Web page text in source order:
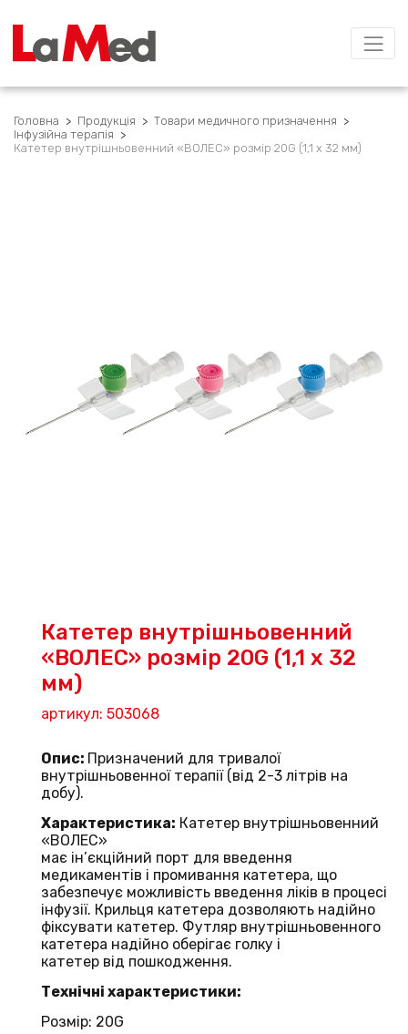
Головна > Продукція > Товари медичного призначення >
Інфузійна терапія >
Катетер внутрішньовенний «ВОЛЕС» розмір 20G (1,1 х 32 мм)
Катетер внутрішньовенний
«ВОЛЕС» розмір 20G (1,1 х 32
мм)
артикул: 503068
Опис: Призначений для тривалої
внутрішньовенної терапії (від 2-3 літрів на
добу).
Характеристика: Катетер внутрішньовенний
«ВОЛЕС»
має ін’єкційний порт для введення
медикаментів і промивання катетера, що
забезпечує можливість введення ліків в процесі
інфузії. Крильця катетера дозволяють надійно
фіксувати катетер. Футляр внутрішньовенного
катетера надійно оберігає голку і
катетер від пошкодження.
Технічні характеристики:
Розмір: 20G